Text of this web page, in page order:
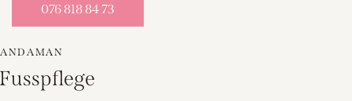
076 818 84 73
ANDAMAN
Fusspflege